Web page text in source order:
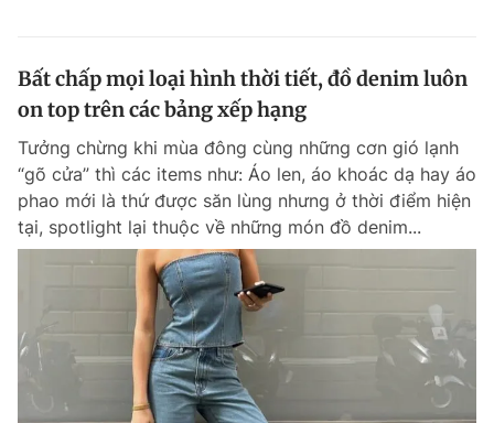
Bất chấp mọi loại hình thời tiết, đồ denim luôn
on top trên các bảng xếp hạng
Tưởng chừng khi mùa đông cùng những cơn gió lạnh
“gõ cửa” thì các items như: Áo len, áo khoác dạ hay áo
phao mới là thứ được săn lùng nhưng ở thời điểm hiện
tại, spotlight lại thuộc về những món đồ denim...